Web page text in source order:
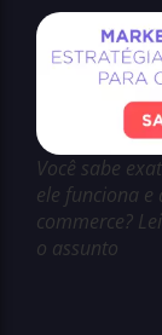
Você sabe
ele funciona e
commerce?
o assunto